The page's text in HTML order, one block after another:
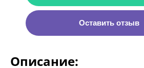
Оставить отзыв
Описание: